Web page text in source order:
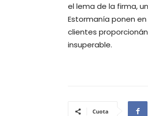
el lema de la firma,
Estormanía ponen
clientes
insuperable.
Cuota